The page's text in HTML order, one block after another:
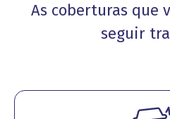
As coberturas que
seguir